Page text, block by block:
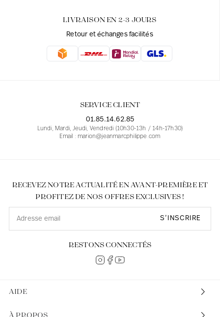
LIVRAISON EN 2-3 JOURS
Retour et échanges facilités
SERVICE CLIENT
01.85.14.62.85
Lundi, Mardi, Jeudi, Vendredi (10h30-13h / 14h-17h30)
Email : marion@jeanmarcphilippe.com
AIDE
RECEVEZ NOTRE ACTUALITÉ EN AVANT-PREMIÈRE ET
PROFITEZ DE NOS OFFRES EXCLUSIVES !
S’INSCRIRE
RESTONS CONNECTÉS